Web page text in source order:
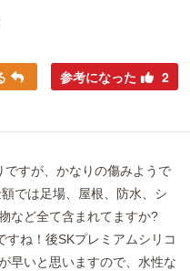
参考になった 2
すが、かなりの傷みようで
では足場、屋根、防水、シ
など全て含まれてますか?
ね！後SKプレミアムシリコ
早いと思いますので、水性な